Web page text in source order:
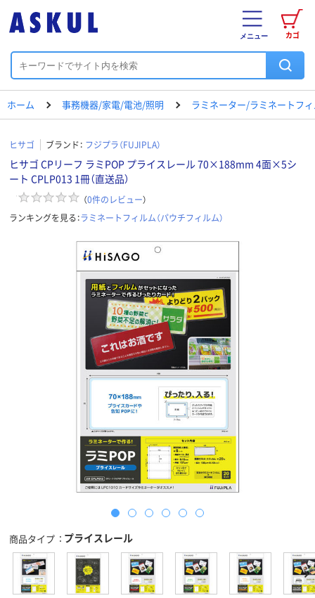
カゴ
メニュー
ホーム 事務機器/家電/電池/照明 ラミネーター/ラミネートフ
ヒサゴ ブランド： フジプラ（FUJIPLA）
ヒサゴ CPリーフ ラミPOP プライスレール 70×188mm 4面×5シ
ート CPLP013 1冊（直送品）
（0件のレビュー）
ランキングを見る：ラミネートフィルム（パウチフィルム）
商品タイプ プライスレール